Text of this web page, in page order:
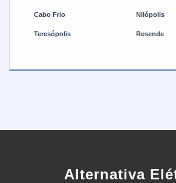
Cabo Frio Nilópolis
Teresópolis Resende
Alternativa